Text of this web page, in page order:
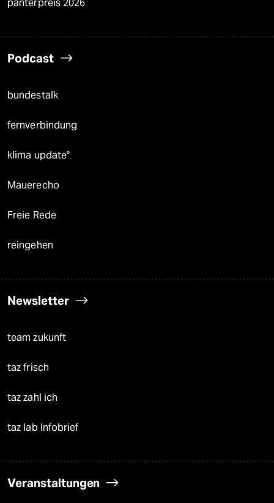
panterpreis 2026
Podcast
bundestalk
fernverbindung
klima update°
Mauerecho
Freie Rede
reingehen
Newsletter
team zukunft
taz frisch
taz zahl ich
taz lab Infobrief
Veranstaltungen